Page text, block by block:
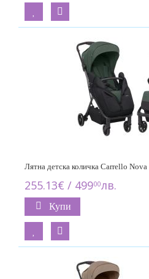
Лятна детска количка Carrello
255.13€ / 49900лв.
Купи